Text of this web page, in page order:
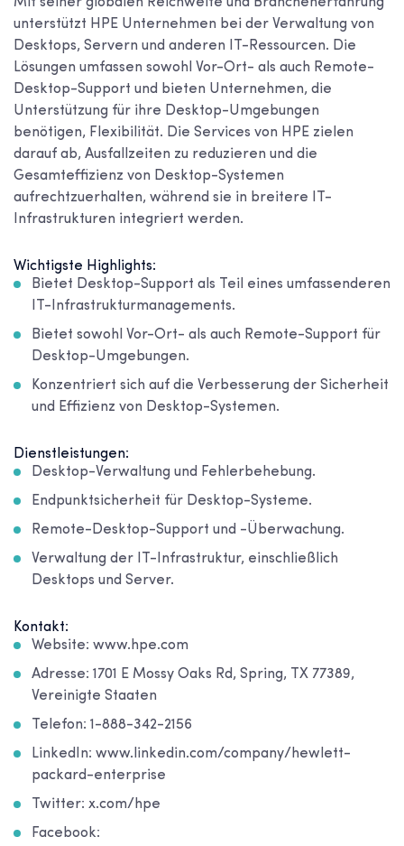
unterstützt HPE Unternehmen bei der Verwaltung von
Desktops, Servern und anderen IT-Ressourcen. Die
Lösungen umfassen sowohl Vor-Ort- als auch Remote-
Desktop-Support und bieten Unternehmen, die
Unterstützung für ihre Desktop-Umgebungen
benötigen, Flexibilität. Die Services von HPE zielen
darauf ab, Ausfallzeiten zu reduzieren und die
Gesamteffizienz von Desktop-Systemen
aufrechtzuerhalten, während sie in breitere IT-
Infrastrukturen integriert werden.
Wichtigste Highlights:
Bietet Desktop-Support als Teil eines umfassenderen
IT-Infrastrukturmanagements.
Bietet sowohl Vor-Ort- als auch Remote-Support für
Desktop-Umgebungen.
Konzentriert sich auf die Verbesserung der Sicherheit
und Effizienz von Desktop-Systemen.
Dienstleistungen:
Desktop-Verwaltung und Fehlerbehebung.
Endpunktsicherheit für Desktop-Systeme.
Remote-Desktop-Support und -Überwachung.
Verwaltung der IT-Infrastruktur, einschließlich
Desktops und Server.
Kontakt:
Website: www.hpe.com
Adresse: 1701 E Mossy Oaks Rd, Spring, TX 77389,
Vereinigte Staaten
Telefon: 1-888-342-2156
LinkedIn: www.linkedin.com/company/hewlett-
packard-enterprise
Twitter: x.com/hpe
Facebook: